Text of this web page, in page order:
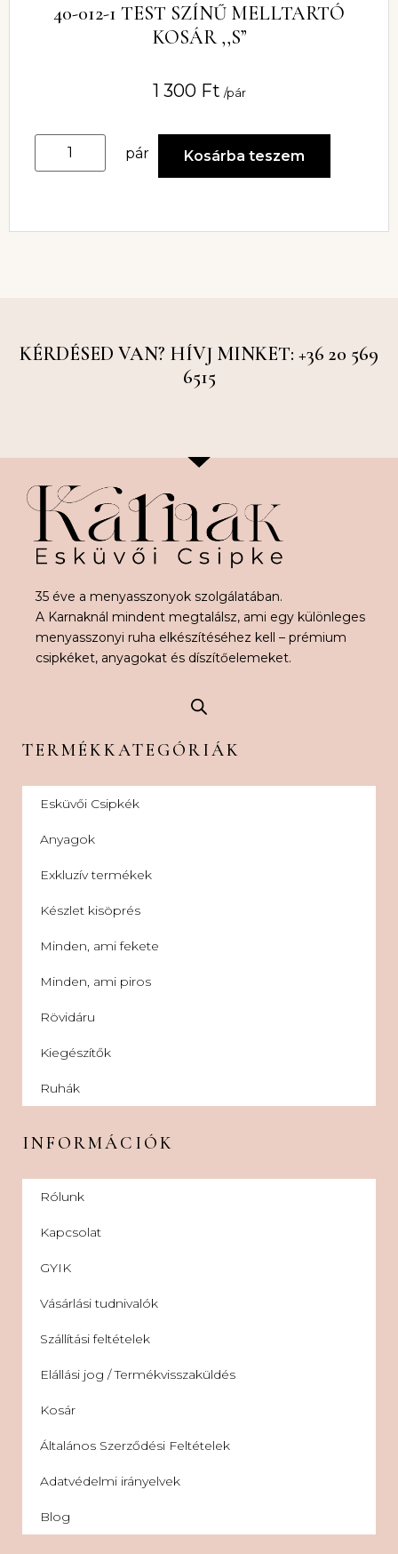
40-012-1 TEST SZÍNŰ MELLTARTÓ
KOSÁR ,,S”
1 300 Ft /pár
pár Kosárba teszem
KÉRDÉSED VAN? HÍVJ MINKET: +36 20 569
6515
35 éve a menyasszonyok szolgálatában.
A Karnaknál mindent megtalálsz, ami egy különleges
menyasszonyi ruha elkészítéséhez kell – prémium
csipkéket, anyagokat és díszítőelemeket.
TERMÉKKATEGÓRIÁK
Esküvői Csipkék
Anyagok
Exkluzív termékek
Készlet kisöprés
Minden, ami fekete
Minden, ami piros
Rövidáru
Kiegészítők
Ruhák
INFORMÁCIÓK
Rólunk
Kapcsolat
GYIK
Vásárlási tudnivalók
Szállítási feltételek
Elállási jog / Termékvisszaküldés
Kosár
Általános Szerződési Feltételek
Adatvédelmi irányelvek
Blog